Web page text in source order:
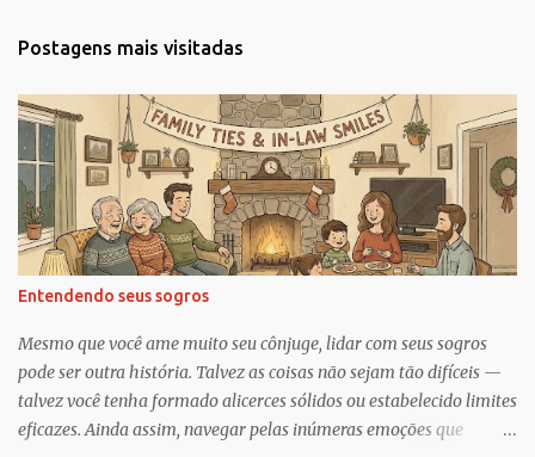
r
i
o
s
Postagens mais visitadas
Entendendo seus sogros
Mesmo que você ame muito seu cônjuge, lidar com seus sogros
pode ser outra história. Talvez as coisas não sejam tão difíceis —
talvez você tenha formado alicerces sólidos ou estabelecido limites
eficazes. Ainda assim, navegar pelas inúmeras emoções que